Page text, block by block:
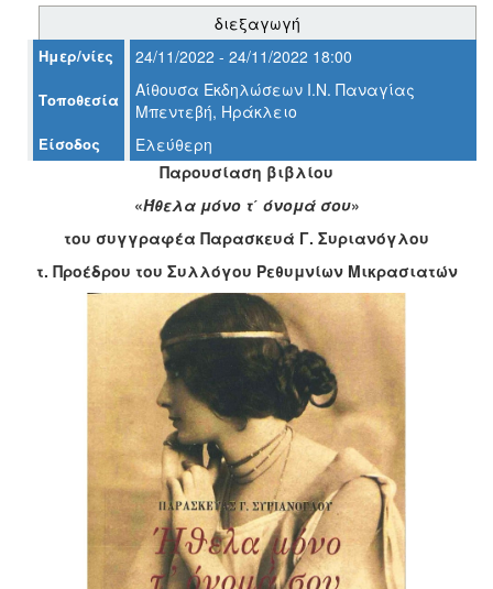
Αρχείο
ΔΗΜΟΣ
διεξαγωγή
Ημερ/νίες 24/11/2022 - 24/11/2022 18:00
Τοποθεσία
Αίθουσα Εκδηλώσεων Ι.Ν. Παναγίας
Μπεντεβή, Ηράκλειο
Είσοδος
Ελεύθερη
Παρουσίαση βιβλίου
«Ήθελα μόνο τ΄ όνομά σου»
του συγγραφέα Παρασκευά Γ. Συριανόγλου
τ. Προέδρου του Συλλόγου Ρεθυμνίων Μικρασιατών